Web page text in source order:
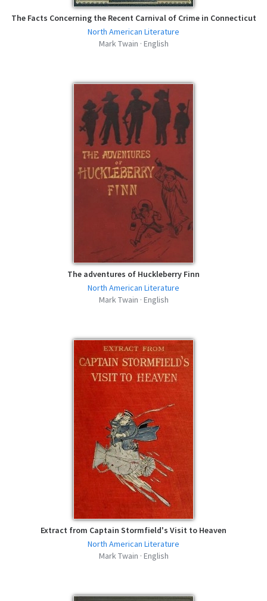
The Facts Concerning the Recent Carnival of Crime in Connecticut
North American Literature
Mark Twain · English
The adventures of Huckleberry Finn
North American Literature
Mark Twain · English
Extract from Captain Stormfield's Visit to Heaven
North American Literature
Mark Twain · English